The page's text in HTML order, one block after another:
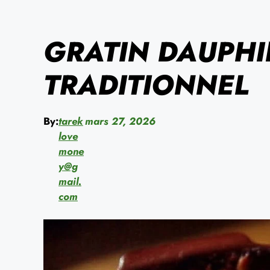
GRATIN
TRADITIONNEL
By:tarek
love
mone
y@g
mail.
com
mars 27, 2026